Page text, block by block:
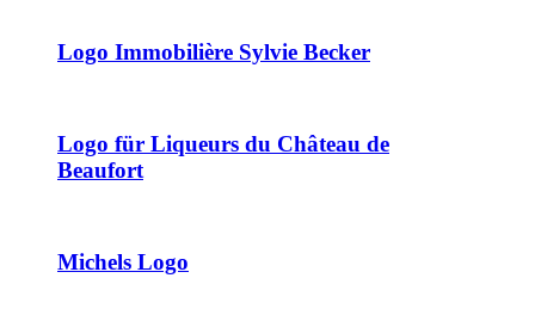
Logo Immobilière Sylvie Becker
Logo für Liqueurs du Château de
Beaufort
Michels Logo